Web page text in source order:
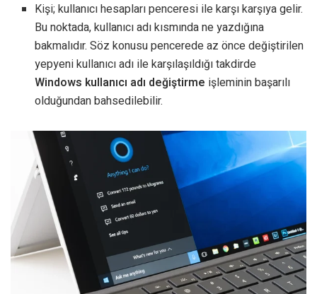
Kişi; kullanıcı hesapları penceresi ile karşı karşıya gelir.
Bu noktada, kullanıcı adı kısmında ne yazdığına
bakmalıdır. Söz konusu pencerede az önce değiştirilen
yepyeni kullanıcı adı ile karşılaşıldığı takdirde
Windows kullanıcı adı değiştirme işleminin başarılı
olduğundan bahsedilebilir.